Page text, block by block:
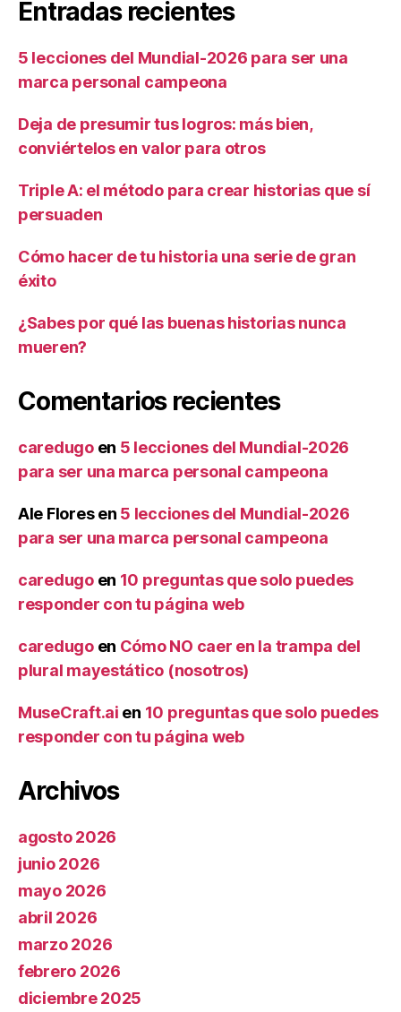
Entradas recientes
5 lecciones del Mundial-2026 para ser una
marca personal campeona
Deja de presumir tus logros: más bien,
conviértelos en valor para otros
Triple A: el método para crear historias que sí
persuaden
Cómo hacer de tu historia una serie de gran
éxito
¿Sabes por qué las buenas historias nunca
mueren?
Comentarios recientes
caredugoen 5 lecciones del Mundial-2026
para ser una marca personal campeona
Ale Floresen 5 lecciones del Mundial-2026
para ser una marca personal campeona
caredugoen 10 preguntas que solo puedes
responder con tu página web
caredugoen Cómo NO caer en la trampa del
plural mayestático (nosotros)
MuseCraft.ai en 10 preguntas que solo puedes
responder con tu página web
Archivos
agosto 2026
junio 2026
mayo 2026
abril 2026
marzo 2026
febrero 2026
diciembre 2025